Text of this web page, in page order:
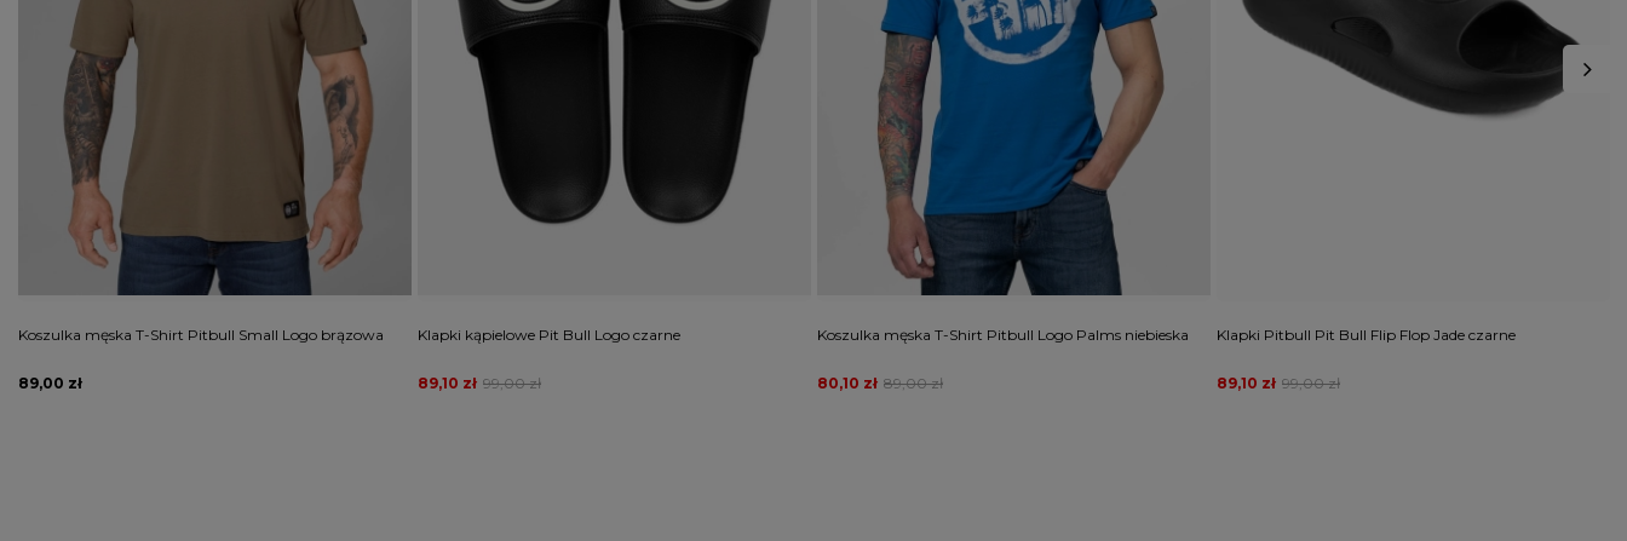
Koszulka męska T-Shirt Pitbull Small Logo brązowa
89,00 zł
Klapki kąpielowe Pit Bull Logo czarne
99,00 zł
89,10 zł
Koszulka męska T-Shirt Pitbull Logo Palms niebieska
89,00 zł
80,10 zł
Klapki Pitbull Pit Bull Flip Flop Jade czarne
99,00 zł
89,10 zł